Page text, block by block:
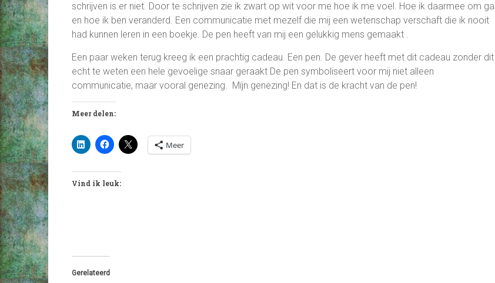
schrijven is er niet. Door te schrijven zie ik zwart op wit voor me hoe ik me voel. Hoe ik daarmee om ga
en hoe ik ben veranderd. Een communicatie met mezelf die mij een wetenschap verschaft die ik nooit
had kunnen leren in een boekje. De pen heeft van mij een gelukkig mens gemaakt .
Een paar weken terug kreeg ik een prachtig cadeau. Een pen. De gever heeft met dit cadeau zonder dit
echt te weten een hele gevoelige snaar geraakt De pen symboliseert voor mij niet alleen
communicatie, maar vooral genezing. Míjn genezing! En dat is de kracht van de pen!
Meer delen:
Meer
Vind ik leuk:
Gerelateerd